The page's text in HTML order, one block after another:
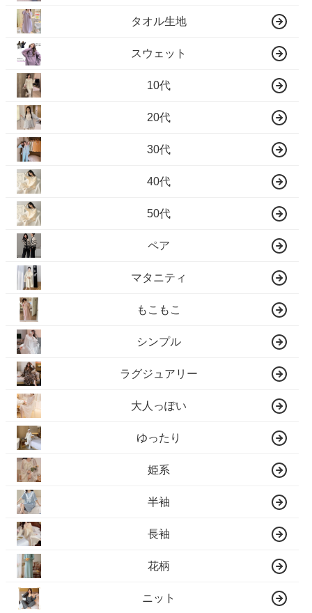
タオル生地
スウェット
10代
20代
30代
40代
50代
ペア
マタニティ
もこもこ
シンプル
ラグジュアリー
大人っぽい
ゆったり
姫系
半袖
長袖
花柄
ニット